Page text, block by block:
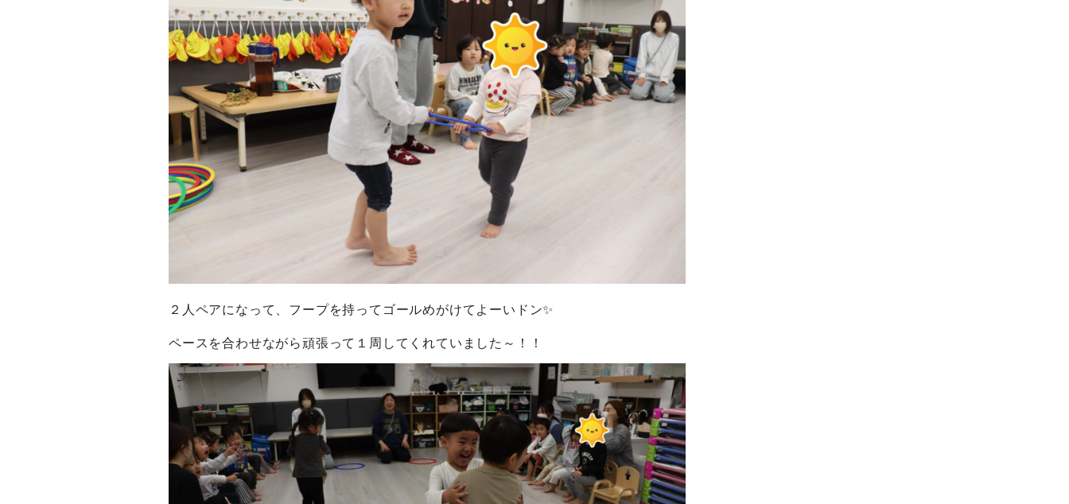
２人ペアになって、フープを持ってゴールめがけてよーいドン✨
ペースを合わせながら頑張って１周してくれていました～！！